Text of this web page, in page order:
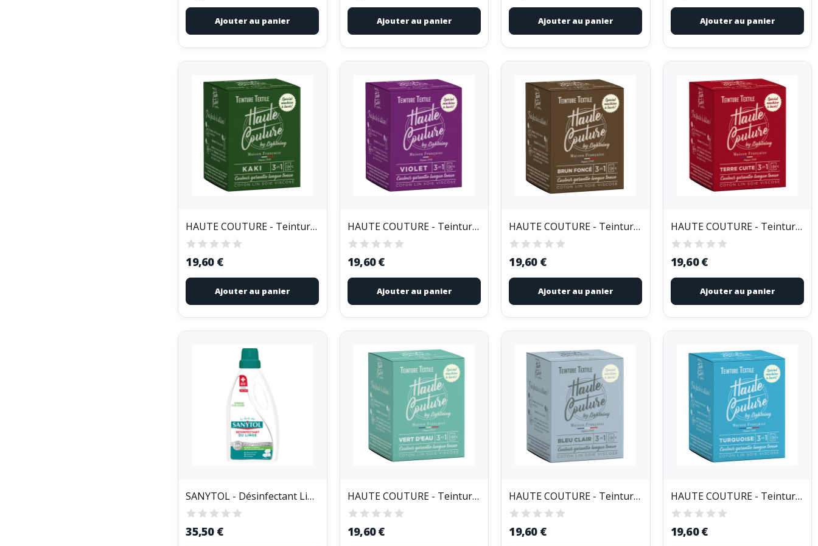
Ajouter au panier Ajouter au panier Ajouter au panier Ajouter au panier
HAUTE COUTURE - Teinture Textile Haute Couture...
19,60 €
Ajouter au panier
HAUTE COUTURE - Teinture Textile Haute Couture...
19,60 €
Ajouter au panier
HAUTE COUTURE - Teinture Textile Haute Couture...
19,60 €
Ajouter au panier
HAUTE COUTURE - Teinture Textile Haute Couture...
19,60 €
Ajouter au panier
SANYTOL - Désinfectant Linge Professionnel...
35,50 €
HAUTE COUTURE - Teinture Textile Haute Couture...
19,60 €
HAUTE COUTURE - Teinture Textile Haute Couture...
19,60 €
HAUTE COUTURE - Teinture Textile Haute Couture...
19,60 €